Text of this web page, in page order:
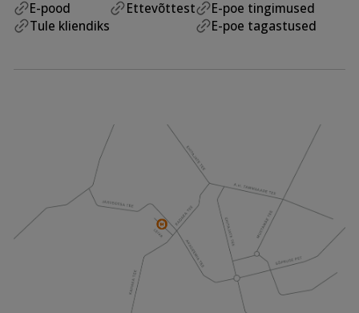
E-pood
Tule kliendiks
Ettevõttest
E-poe tingimused
E-poe tagastused